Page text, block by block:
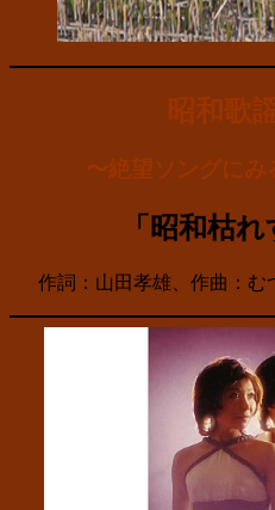
昭和歌
〜絶望ソングに
「昭和枯れ
作詞：山田孝雄、作曲：む